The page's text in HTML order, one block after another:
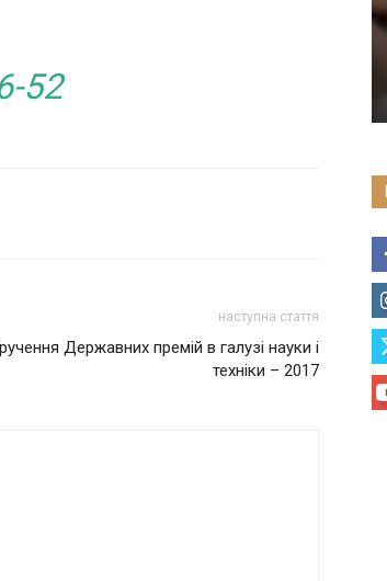
52
наступна стаття
Державних премій в галузі науки і
техніки – 2017